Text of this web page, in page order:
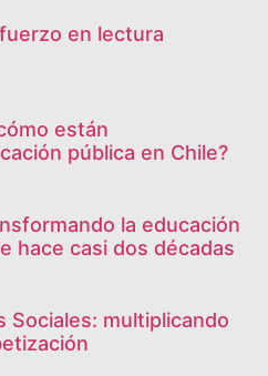
en lectura
están
pública en Chile?
la educación
hace casi dos décadas
Sociales: multiplicando